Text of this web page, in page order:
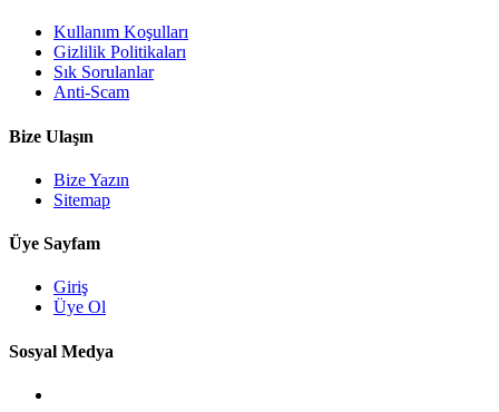
Kullanım Koşulları
Gizlilik Politikaları
Sık Sorulanlar
Anti-Scam
Bize Ulaşın
Bize Yazın
Sitemap
Üye Sayfam
Giriş
Üye Ol
Sosyal Medya